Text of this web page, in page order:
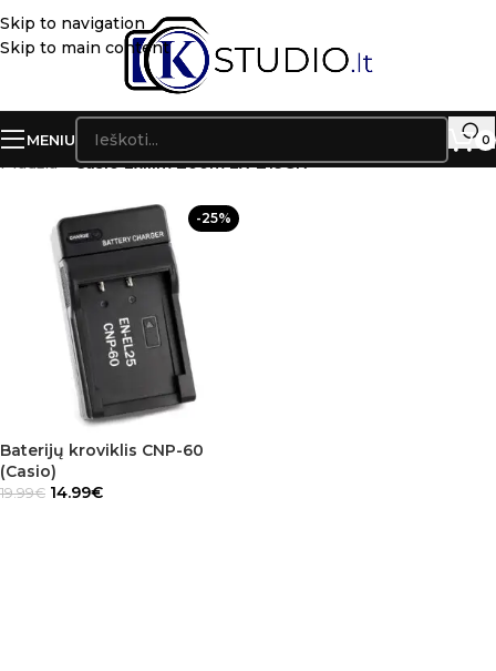
Skip to navigation
Skip to main content
MENIU 0
Pradžia»Casio Exilim Zoom EX-Z19GN
-25%
Baterijų kroviklis CNP-60
(Casio)
19.99€ 14.99€